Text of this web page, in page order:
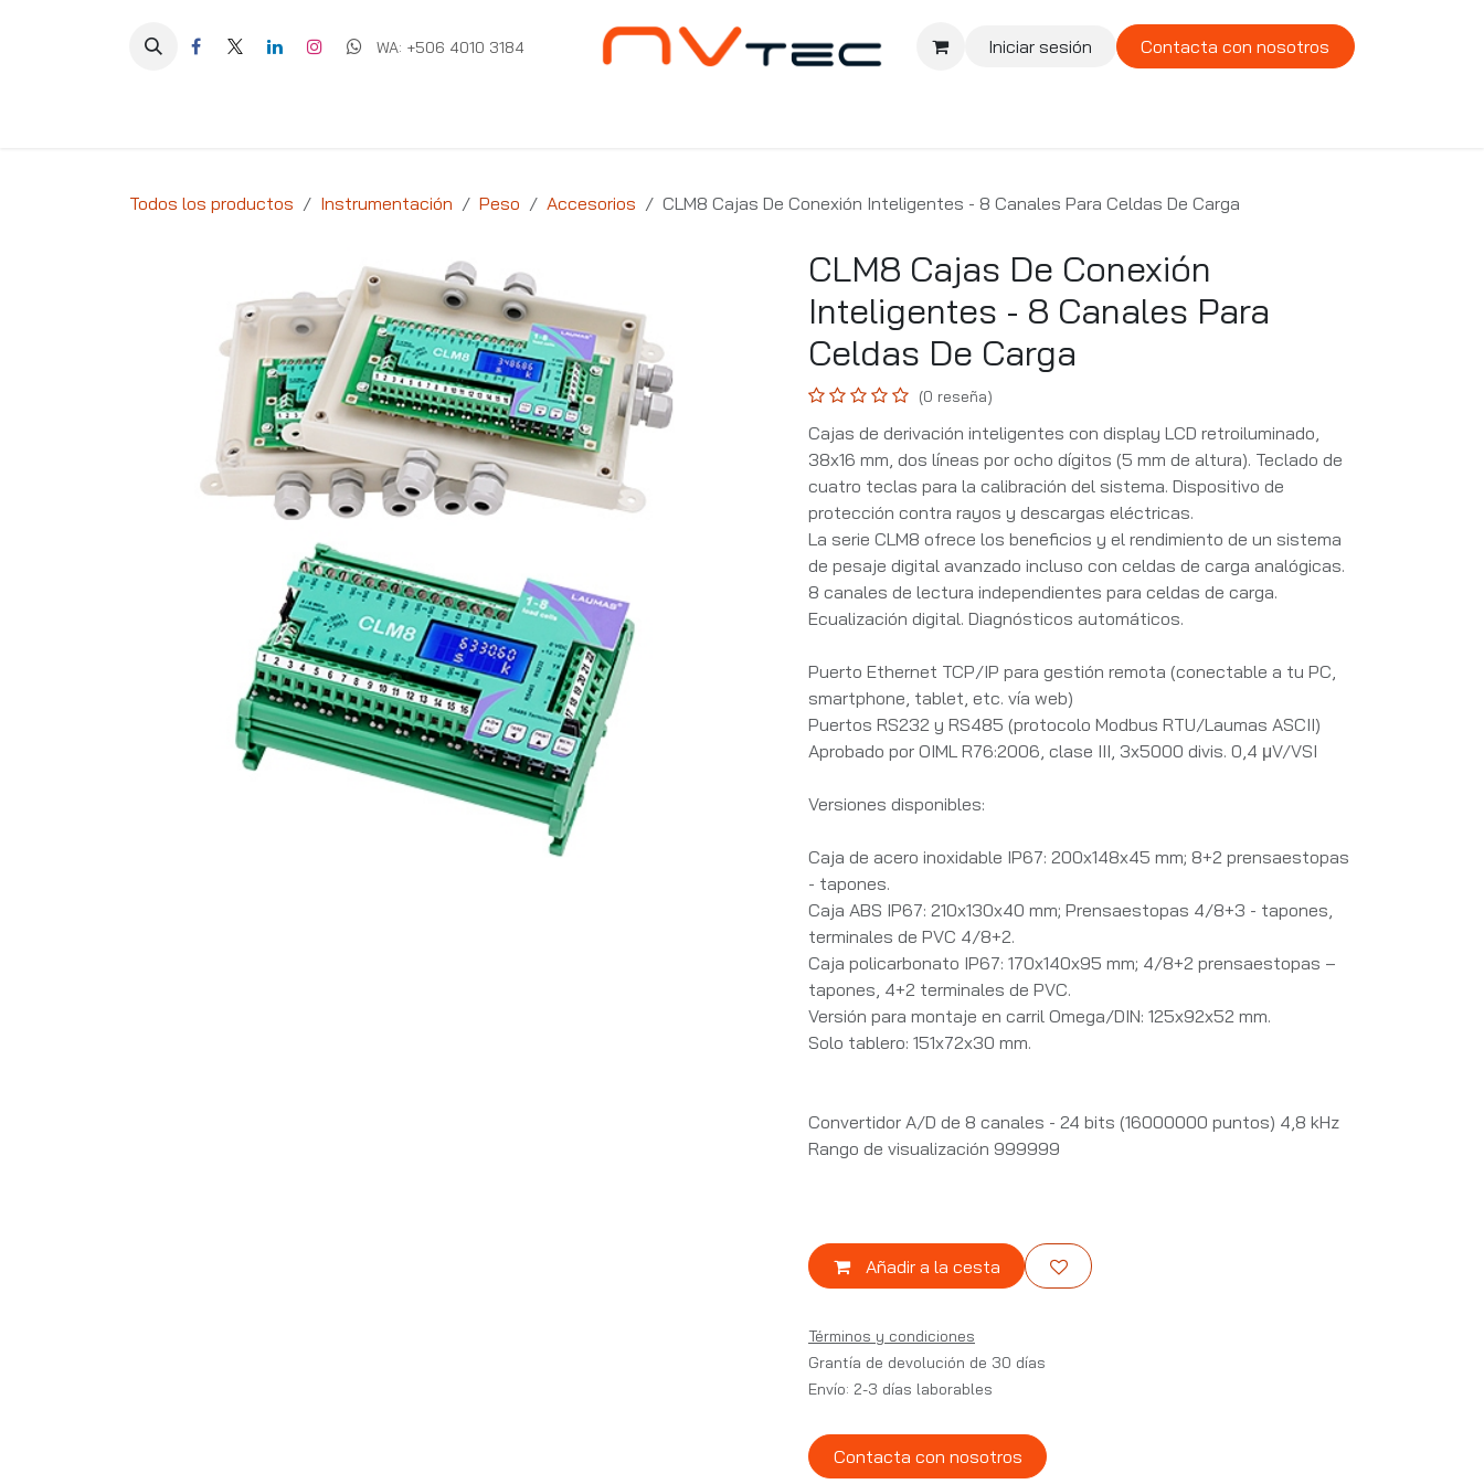
WA: +506 4010 3184 Iniciar sesión Contacta con nosotros
Todos los productos Instrumentación Peso Accesorios CLM8 Cajas De Conexión Inteligentes - 8 Canales Para Celdas De Carga
CLM8 Cajas De Conexión
Inteligentes - 8 Canales Para
Celdas De Carga
(0 reseña)
Cajas de derivación inteligentes con display LCD retroiluminado,
38x16 mm, dos líneas por ocho dígitos (5 mm de altura). Teclado de
cuatro teclas para la calibración del sistema. Dispositivo de
protección contra rayos y descargas eléctricas.
La serie CLM8 ofrece los beneficios y el rendimiento de un sistema
de pesaje digital avanzado incluso con celdas de carga analógicas.
8 canales de lectura independientes para celdas de carga.
Ecualización digital. Diagnósticos automáticos.
Puerto Ethernet TCP/IP para gestión remota (conectable a tu PC,
smartphone, tablet, etc. vía web)
Puertos RS232 y RS485 (protocolo Modbus RTU/Laumas ASCII)
Aprobado por OIML R76:2006, clase III, 3x5000 divis. 0,4 μV/VSI
Versiones disponibles:
Caja de acero inoxidable IP67: 200x148x45 mm; 8+2 prensaestopas
- tapones.
Caja ABS IP67: 210x130x40 mm; Prensaestopas 4/8+3 - tapones,
terminales de PVC 4/8+2.
Caja policarbonato IP67: 170x140x95 mm; 4/8+2 prensaestopas –
tapones, 4+2 terminales de PVC.
Versión para montaje en carril Omega/DIN: 125x92x52 mm.
Solo tablero: 151x72x30 mm.
Convertidor A/D de 8 canales - 24 bits (16000000 puntos) 4,8 kHz
Rango de visualización 999999
Añadir a la cesta
Términos y condiciones
Grantía de devolución de 30 días
Envío: 2-3 días laborables
Contacta con nosotros